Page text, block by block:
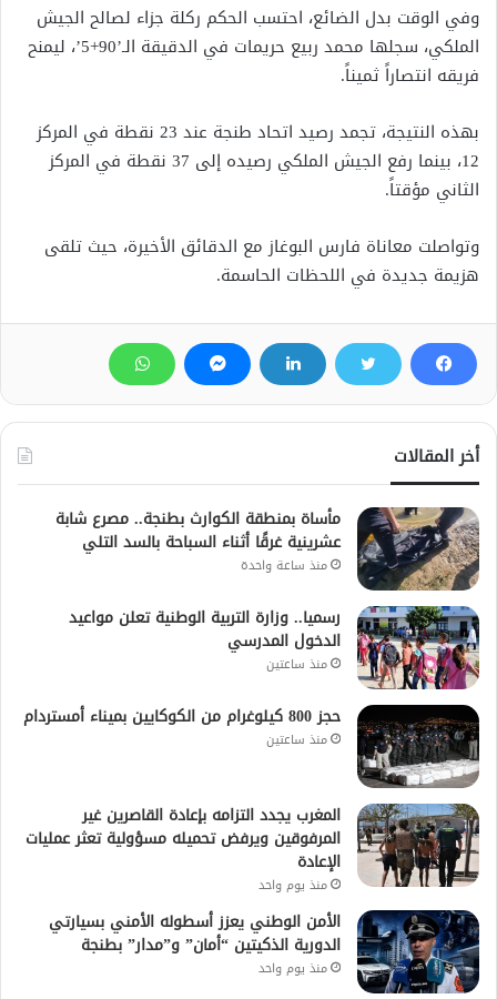
وفي الوقت بدل الضائع، احتسب الحكم ركلة جزاء لصالح الجيش
الملكي، سجلها محمد ربيع حريمات في الدقيقة الـ’90+5’، ليمنح
فريقه انتصاراً ثميناً.
بهذه النتيجة، تجمد رصيد اتحاد طنجة عند 23 نقطة في المركز
12، بينما رفع الجيش الملكي رصيده إلى 37 نقطة في المركز
الثاني مؤقتاً.
وتواصلت معاناة فارس البوغاز مع الدقائق الأخيرة، حيث تلقى
هزيمة جديدة في اللحظات الحاسمة.
أخر المقالات
مأساة بمنطقة الكوارث بطنجة.. مصرع شابة
عشرينية غرقًا أثناء السباحة بالسد التلي
منذ ساعة واحدة
رسميا.. وزارة التربية الوطنية تعلن مواعيد
الدخول المدرسي
منذ ساعتين
حجز 800 كيلوغرام من الكوكايين بميناء أمستردام
منذ ساعتين
المغرب يجدد التزامه بإعادة القاصرين غير
المرفوقين ويرفض تحميله مسؤولية تعثر عمليات
الإعادة
منذ يوم واحد
الأمن الوطني يعزز أسطوله الأمني بسيارتي
الدورية الذكيتين “أمان” و”مدار” بطنجة
منذ يوم واحد